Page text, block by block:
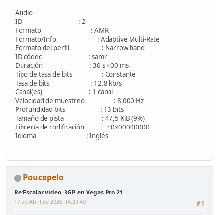
Audio
ID : 2
Formato : AMR
Formato/Info : Adaptive Multi-Rate
Formato del perfil : Narrow band
ID códec : samr
Duración : 30 s 400 ms
Tipo de tasa de bits : Constante
Tasa de bits : 12,8 kb/s
Canal(es) : 1 canal
Velocidad de muestreo : 8 000 Hz
Profundidad bits : 13 bits
Tamaño de pista : 47,5 KiB (9%)
Librería de codificación : 0x00000000
Idioma : Inglés
Poucopelo
Re:Escalar video .3GP en Vegas Pro 21
#1
17 de Abril de 2026, 14:39:49